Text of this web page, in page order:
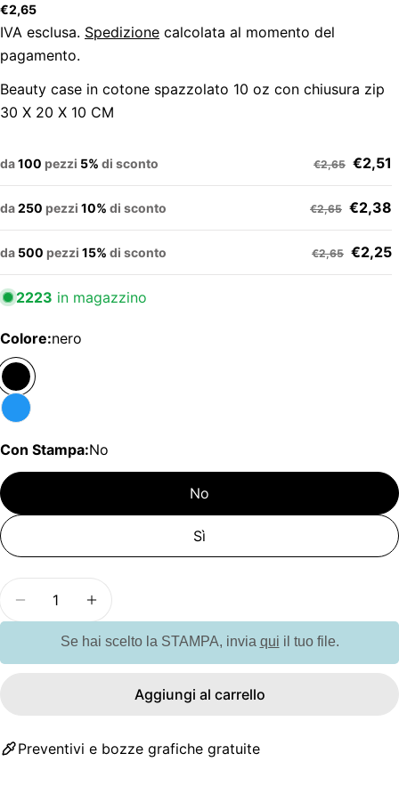
Prezzo
regolare
€2,65
IVA esclusa. Spedizione calcolata al momento del
pagamento.
Beauty case in cotone spazzolato 10 oz con chiusura zip
30 X 20 X 10 CM
da100 pezzi 5% di sconto €2,65 €2,51
da250 pezzi 10% di sconto €2,65 €2,38
da 500 pezzi 15% di sconto €2,65 €2,25
2223 in magazzino
Colore:nero
Con Stampa:No
No
Sì
Diminuisci la quantità per G19420 Beauty case
Aumenta la quantità per G19420
Se hai scelto la STAMPA, invia qui il tuo file.
Aggiungi al carrello
Preventivi e bozze grafiche gratuite